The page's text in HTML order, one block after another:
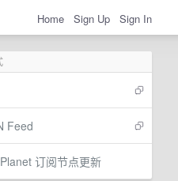
Home Sign Up Sign In
Feed
订阅节点更新